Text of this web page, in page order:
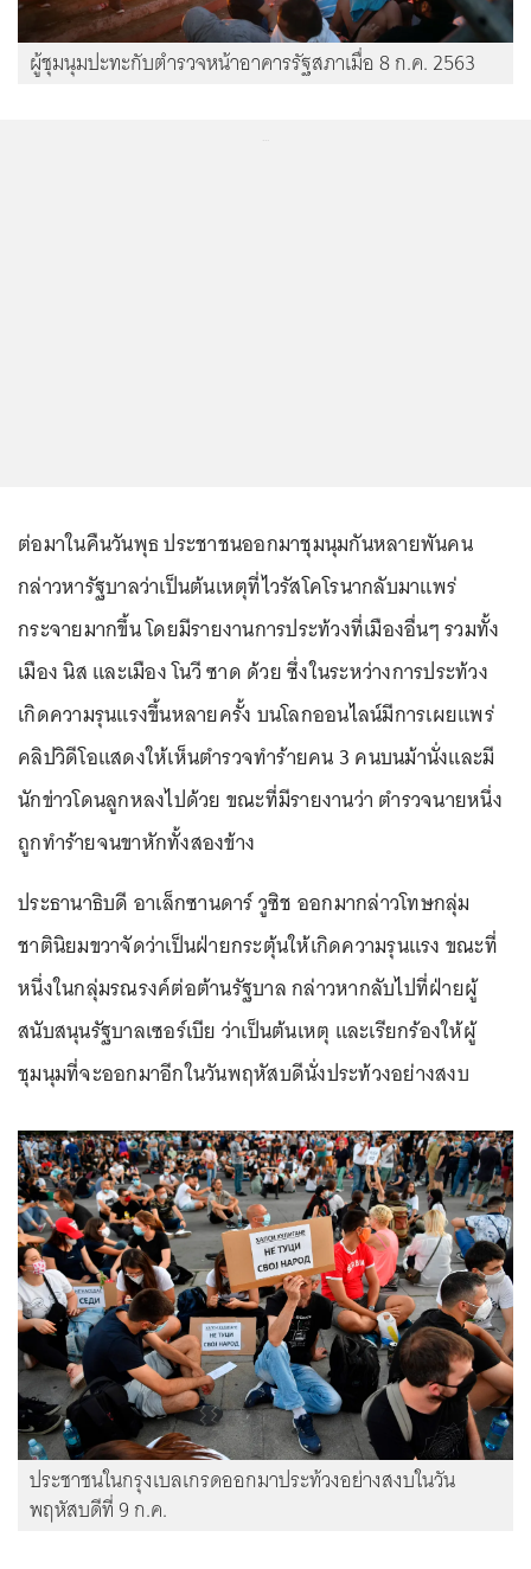
ผู้ชุมนุมปะทะกับตำรวจหน้าอาคารรัฐสภาเมื่อ 8 ก.ค. 2563
ต่อมาในคืนวันพุธ ประชาชนออกมาชุมนุมกันหลายพันคน
กล่าวหารัฐบาลว่าเป็นต้นเหตุที่ไวรัสโคโรนากลับมาแพร่
กระจายมากขึ้น โดยมีรายงานการประท้วงที่เมืองอื่นๆ รวมทั้ง
เมือง นิส และเมือง โนวี ซาด ด้วย ซึ่งในระหว่างการประท้วง
เกิดความรุนแรงขึ้นหลายครั้ง บนโลกออนไลน์มีการเผยแพร่
คลิปวิดีโอแสดงให้เห็นตำรวจทำร้ายคน 3 คนบนม้านั่งและมี
นักข่าวโดนลูกหลงไปด้วย ขณะที่มีรายงานว่า ตำรวจนายหนึ่ง
ถูกทำร้ายจนขาหักทั้งสองข้าง
ประธานาธิบดี อาเล็กซานดาร์ วูซิช ออกมากล่าวโทษกลุ่ม
ชาตินิยมขวาจัดว่าเป็นฝ่ายกระตุ้นให้เกิดความรุนแรง ขณะที่
หนึ่งในกลุ่มรณรงค์ต่อต้านรัฐบาล กล่าวหากลับไปที่ฝ่ายผู้
สนับสนุนรัฐบาลเซอร์เบีย ว่าเป็นต้นเหตุ และเรียกร้องให้ผู้
ชุมนุมที่จะออกมาอีกในวันพฤหัสบดีนั่งประท้วงอย่างสงบ
ประชาชนในกรุงเบลเกรดออกมาประท้วงอย่างสงบในวัน
พฤหัสบดีที่ 9 ก.ค.